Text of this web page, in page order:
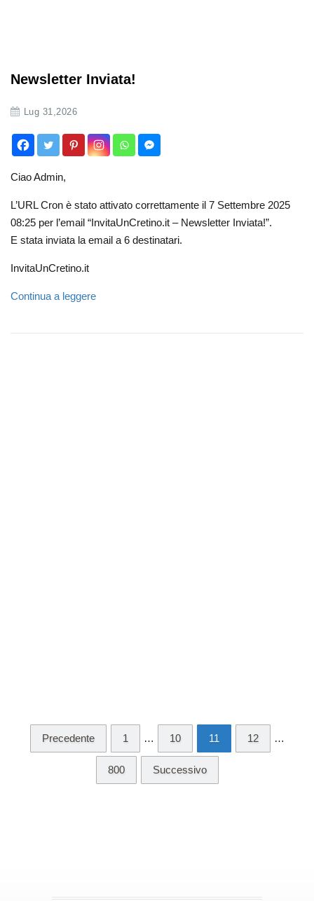
Newsletter Inviata!
Lug 31,2026
Ciao Admin,
L’URL Cron è stato attivato correttamente il 7 Settembre 2025
08:25 per l’email “InvitaUnCretino.it – Newsletter Inviata!”.
E stata inviata la email a 6 destinatari.
InvitaUnCretino.it
Continua a leggere
Precedente 1 … 10 11 12 …
800 Successivo